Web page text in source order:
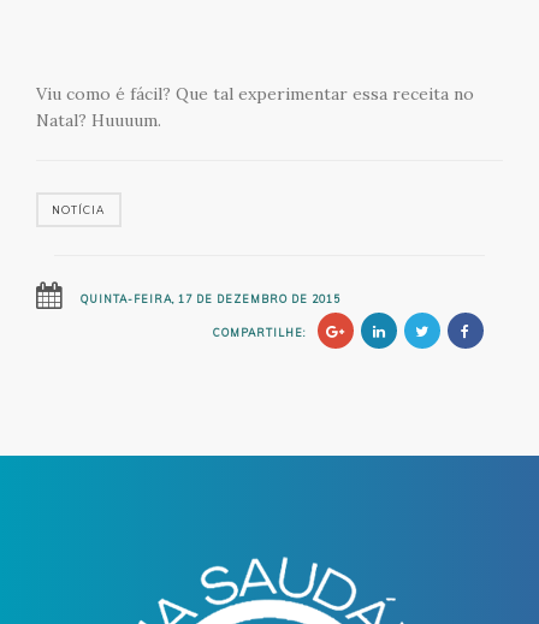
Viu como é fácil? Que tal experimentar essa receita no
Natal? Huuuum.
NOTÍCIA
QUINTA-FEIRA, 17 DE DEZEMBRO DE 2015
COMPARTILHE: